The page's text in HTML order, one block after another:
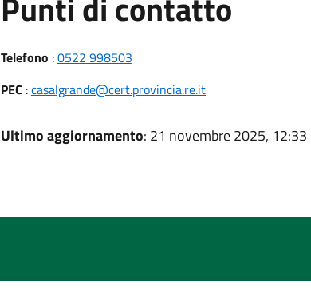
Telefono :0522 998503
PEC :casalgrande@cert.provincia.re.it
Ultimo aggiornamento: 21 novembre 2025, 12:33